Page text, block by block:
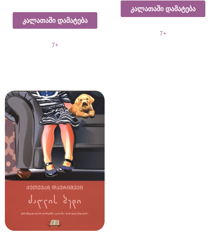
კალათაში დამატება
7+
კალათაში დამატება
7+